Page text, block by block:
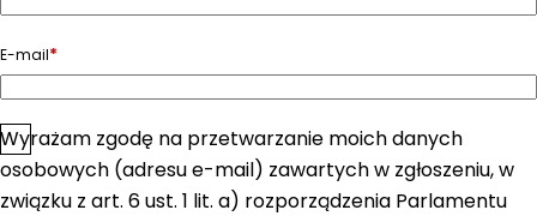
E-mail*
Zgoda*
Wyrażam zgodę na przetwarzanie moich danych
osobowych (adresu e-mail) zawartych w zgłoszeniu, w
związku z art. 6 ust. 1 lit. a) rozporządzenia Parlamentu